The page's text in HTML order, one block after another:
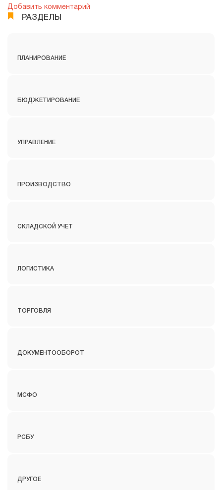
Добавить комментарий
РАЗДЕЛЫ
ПЛАНИРОВАНИЕ
БЮДЖЕТИРОВАНИЕ
УПРАВЛЕНИЕ
ПРОИЗВОДСТВО
СКЛАДСКОЙ УЧЕТ
ЛОГИСТИКА
ТОРГОВЛЯ
ДОКУМЕНТООБОРОТ
МСФО
РСБУ
ДРУГОЕ